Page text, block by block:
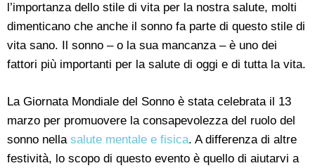
l’importanza dello stile di vita per la nostra salute, molti
dimenticano che anche il sonno fa parte di questo stile di
vita sano. Il sonno – o la sua mancanza – è uno dei
fattori più importanti per la salute di oggi e di tutta la vita.
La Giornata Mondiale del Sonno è stata celebrata il 13
marzo per promuovere la consapevolezza del ruolo del
sonno nella salute mentale e fisica. A differenza di altre
festività, lo scopo di questo evento è quello di aiutarvi a